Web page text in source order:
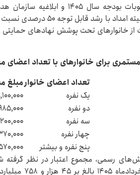
بر اساس مصوبات بودجه سال
بهزیستی و کمیته امداد
از خانوارهای تحت پوشش نهادهای
برای خانوارهای با تعداد
تعداد اعضای خانوارمبلغ
یک نفره
دو نفره
سه نفره
چهار نفره
پنج نفره و بیشتر
رسمی، مجموع اعتبار در نظر
بهزیستی